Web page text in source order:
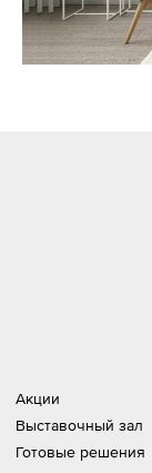
Акции
Выставочный зал
Готовые решения